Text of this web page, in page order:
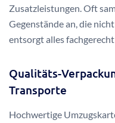
Zusatzleistungen. Oft
Gegenstände an, die
entsorgt alles
Qualitäts-
Transporte
Hochwertige